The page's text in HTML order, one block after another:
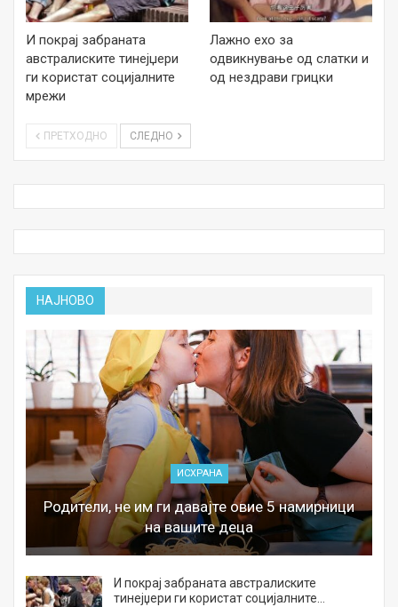
И покрај забраната
австралиските тинејџери
ги користат социјалните
мрежи
Лажно ехо за
одвикнување од слатки и
од нездрави грицки
ПРЕТХОДНО СЛЕДНО
НАЈНОВО
ИСХРАНА
Родители, не им ги давајте овие 5 намирници
на вашите деца
И покрај забраната австралиските
тинејџери ги користат социјалните…